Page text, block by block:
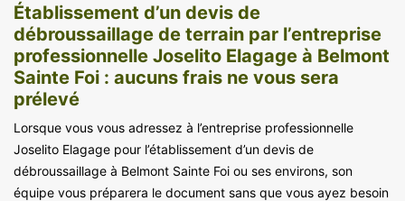
Établissement d’un devis de
débroussaillage de terrain par l’entreprise
professionnelle Joselito Elagage à Belmont
Sainte Foi : aucuns frais ne vous sera
prélevé
Lorsque vous vous adressez à l’entreprise professionnelle
Joselito Elagage pour l’établissement d’un devis de
débroussaillage à Belmont Sainte Foi ou ses environs, son
équipe vous préparera le document sans que vous ayez besoin